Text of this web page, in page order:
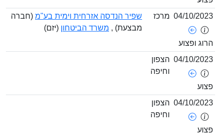
04/10/
ופצוע
מרכז שפיר הנדסה אזרחית וימית בע"מ(חברה
מבצעת) ,משרד הביטחון(יזם)
04/10/ הצפון
וחיפה
04/10/ הצפון
וחיפה